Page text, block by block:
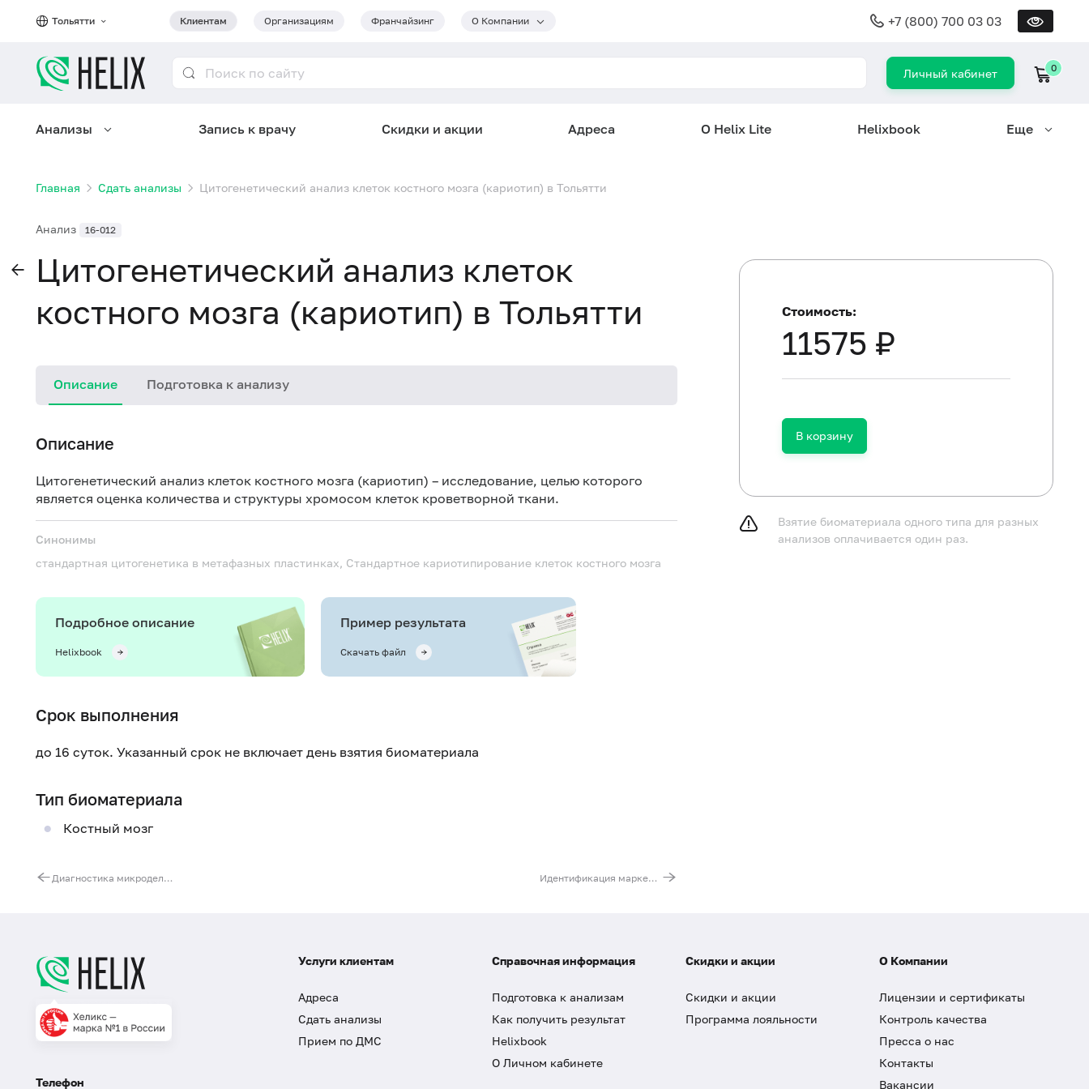
Тольятти Клиентам Организациям Франчайзинг О Компании +7 (800) 700 03 03
Личный кабинет 0
Анализы Запись к врачу Скидки и акции Адреса О Helix Lite Helixbook Еще
Главная Сдать анализы Цитогенетический анализ клеток костного мозга (кариотип) в Тольятти
Анализ 16-012
Цитогенетический анализ клеток
костного мозга (кариотип) в Тольятти
Описание Подготовка к анализу
Описание
Цитогенетический анализ клеток костного мозга (кариотип) – исследование, целью которого
является оценка количества и структуры хромосом клеток кроветворной ткани.
Синонимы
стандартная цитогенетика в метафазных пластинках, Стандартное кариотипирование клеток костного мозга
Подробное описание
Helixbook
Пример результата
Скачать файл
Срок выполнения
до 16 суток. Указанный срок не включает день взятия биоматериала
Тип биоматериала
Костный мозг
Диагностика микроделеционных синдромов Прадера – Вилли, Ангельмана, Ди Джорджи методом FISH (1 конкретный синдром) Идентификация маркерной хромосомы методом FISH
Исключить (по согласованию с врачом) прием
Исследование рекомендуется проводить не ранее чем
Стоимость:
11575 ₽
В корзину
Взятие биоматериала одного типа для разных
анализов оплачивается один раз.
Телефон
Услуги клиентам
Адреса
Сдать анализы
Прием по ДМС
Справочная информация
Подготовка к анализам
Как получить результат
Helixbook
О Личном кабинете
Скидки и акции
Скидки и акции
Программа лояльности
О Компании
Лицензии и сертификаты
Контроль качества
Пресса о нас
Контакты
Вакансии